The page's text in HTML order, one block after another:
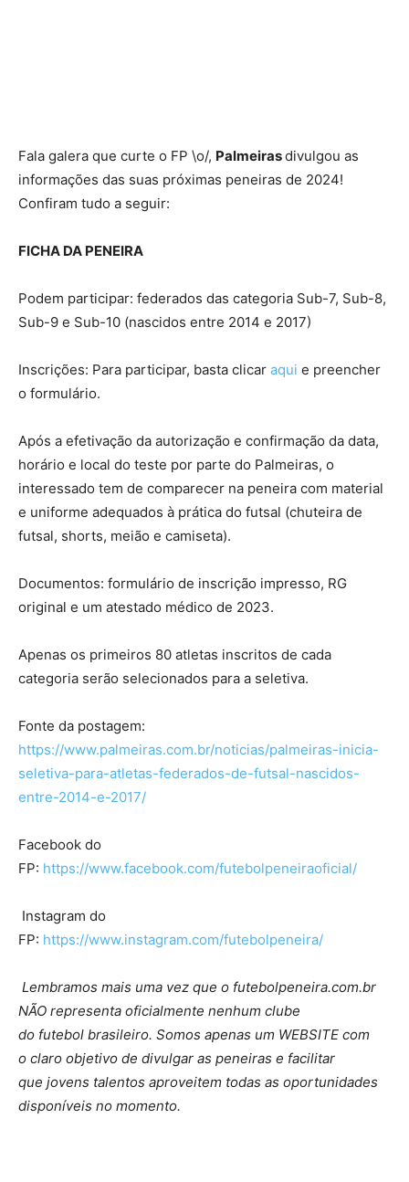
Fala galera que curte o FP \o/, Palmeirasdivulgou as
informações das suas próximas peneiras de 2024!
Confiram tudo a seguir:
FICHA DA PENEIRA
Podem participar: federados das categoria Sub-7, Sub-8,
Sub-9 e Sub-10 (nascidos entre 2014 e 2017)
Inscrições: Para participar, basta clicar aqui e preencher
o formulário.
Após a efetivação da autorização e confirmação da data,
horário e local do teste por parte do Palmeiras, o
interessado tem de comparecer na peneira com material
e uniforme adequados à prática do futsal (chuteira de
futsal, shorts, meião e camiseta).
Documentos: formulário de inscrição impresso, RG
original e um atestado médico de 2023.
Apenas os primeiros 80 atletas inscritos de cada
categoria serão selecionados para a seletiva.
Fonte da postagem:
https://www.palmeiras.com.br/noticias/palmeiras-inicia-
seletiva-para-atletas-federados-de-futsal-nascidos-
entre-2014-e-2017/
Facebook do
FP: https://www.facebook.com/futebolpeneiraoficial/
Instagram do
FP: https://www.instagram.com/futebolpeneira/
Lembramos mais uma vez que o futebolpeneira.com.br
NÃO representa oficialmente nenhum clube
do futebol brasileiro. Somos apenas um WEBSITE com
o claro objetivo de divulgar as peneiras e facilitar
que jovens talentos aproveitem todas as oportunidades
disponíveis no momento.